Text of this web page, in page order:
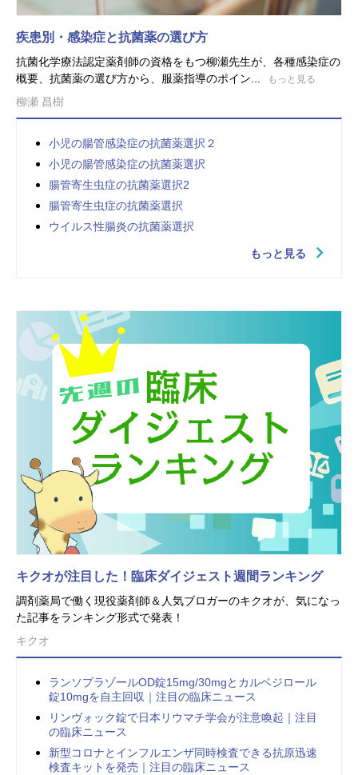
疾患別・感染症と抗菌薬の選び方
抗菌化学療法認定薬剤師の資格をもつ柳瀬先生が、各種感染症の
概要、抗菌薬の選び方から、服薬指導のポイン...
もっと見る
柳瀬 昌樹
小児の腸管感染症の抗菌薬選択２
小児の腸管感染症の抗菌薬選択
腸管寄生虫症の抗菌薬選択2
腸管寄生虫症の抗菌薬選択
ウイルス性腸炎の抗菌薬選択
もっと見る
キクオが注目した！臨床ダイジェスト週間ランキング
調剤薬局で働く現役薬剤師＆人気ブロガーのキクオが、気になっ
た記事をランキング形式で発表！
キクオ
ランソプラゾールOD錠15mg/30mgとカルベジロール
錠10mgを自主回収｜注目の臨床ニュース
リンヴォック錠で日本リウマチ学会が注意喚起｜注目
の臨床ニュース
新型コロナとインフルエンザ同時検査できる抗原迅速
検査キットを発売｜注目の臨床ニュース